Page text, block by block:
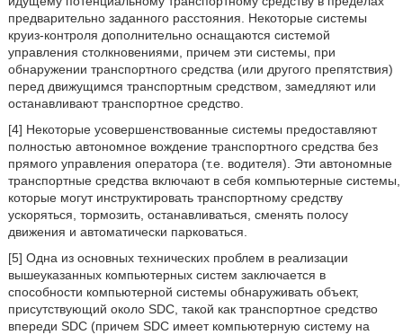
предварительно заданного расстояния. Некоторые системы
круиз-контроля дополнительно оснащаются системой
управления столкновениями, причем эти системы, при
обнаружении транспортного средства (или другого препятствия)
перед движущимся транспортным средством, замедляют или
останавливают транспортное средство.
[4] Некоторые усовершенствованные системы предоставляют
полностью автономное вождение транспортного средства без
прямого управления оператора (т.е. водителя). Эти автономные
транспортные средства включают в себя компьютерные системы,
которые могут инструктировать транспортному средству
ускоряться, тормозить, останавливаться, сменять полосу
движения и автоматически парковаться.
[5] Одна из основных технических проблем в реализации
вышеуказанных компьютерных систем заключается в
способности компьютерной системы обнаруживать объект,
присутствующий около SDC, такой как транспортное средство
впереди SDC (причем SDC имеет компьютерную систему на